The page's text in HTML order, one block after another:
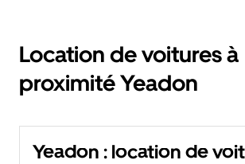
Location de voitures à
proximité Yeadon
Yeadon : location de